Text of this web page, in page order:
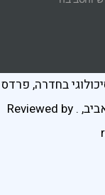
בחדרה, פרדס
,
. Reviewed by